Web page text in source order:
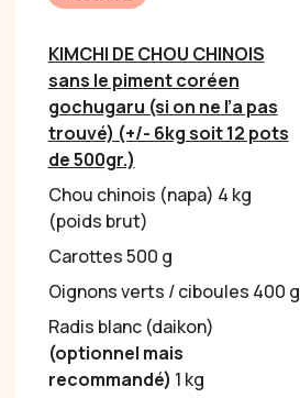
KIMCHI DE CHOU CHINOIS
sans le piment coréen
gochugaru (si on ne l’a pas
trouvé) (+/- 6kg soit 12 pots
de 500gr.)
Chou chinois (napa) 4 kg
(poids brut)
Carottes 500 g
Oignons verts / ciboules 400 g
Radis blanc (daikon)
(optionnel mais
recommandé) 1 kg